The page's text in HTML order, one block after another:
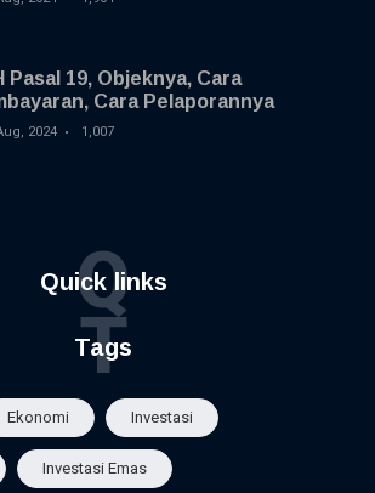
Pasal 19, Objeknya, Cara
Cara Pelaporannya
2024 1,007
Quick links
Q
Tags
T
Ekonomi Investasi
Investasi Emas